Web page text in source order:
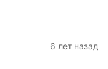
6 лет назад